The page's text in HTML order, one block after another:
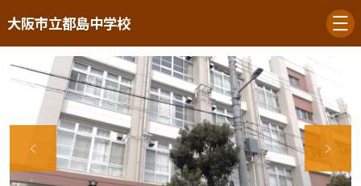
大阪市立都島中学校